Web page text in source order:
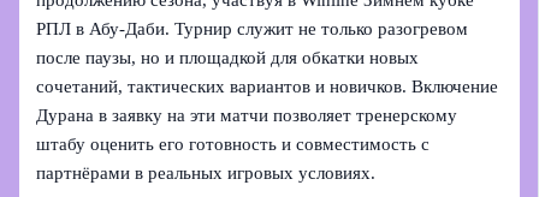
РПЛ в Абу‑Даби. Турнир служит не только разогревом
после паузы, но и площадкой для обкатки новых
сочетаний, тактических вариантов и новичков. Включение
Дурана в заявку на эти матчи позволяет тренерскому
штабу оценить его готовность и совместимость с
партнёрами в реальных игровых условиях.